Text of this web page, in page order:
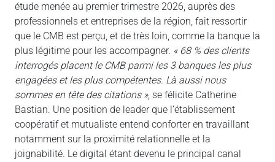
étude menée au premier trimestre 2026, auprès des
professionnels et entreprises de la région, fait ressortir
que le CMB est perçu, et de très loin, comme la banque la
plus légitime pour les accompagner. « 68 % des clients
interrogés placent le CMB parmi les 3 banques les plus
engagées et les plus compétentes. Là aussi nous
sommes en tête des citations », se félicite Catherine
Bastian. Une position de leader que l’établissement
coopératif et mutualiste entend conforter en travaillant
notamment sur la proximité relationnelle et la
joignabilité. Le digital étant devenu le principal canal